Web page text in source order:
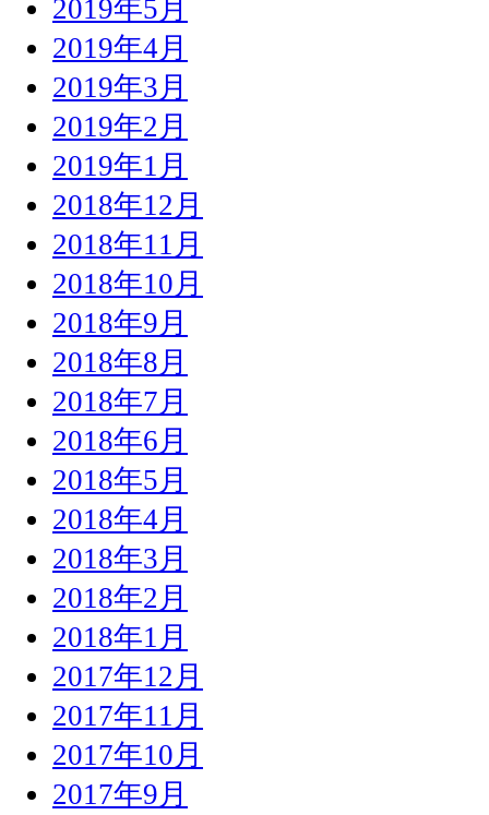
2019年5月
2019年4月
2019年3月
2019年2月
2019年1月
2018年12月
2018年11月
2018年10月
2018年9月
2018年8月
2018年7月
2018年6月
2018年5月
2018年4月
2018年3月
2018年2月
2018年1月
2017年12月
2017年11月
2017年10月
2017年9月